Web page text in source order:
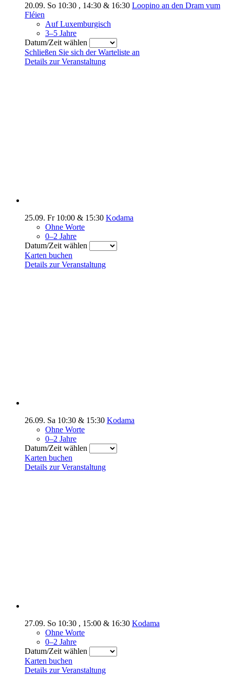
20.09. So 10:30 , 14:30 & 16:30 Loopino an den Dram vum
Fléien
Auf Luxemburgisch
3–5 Jahre
Datum/Zeit wählen
Schließen Sie sich der Warteliste an
Details zur Veranstaltung
25.09. Fr 10:00 & 15:30 Kodama
Ohne Worte
0–2 Jahre
Datum/Zeit wählen
Karten buchen
Details zur Veranstaltung
26.09. Sa 10:30 & 15:30 Kodama
Ohne Worte
0–2 Jahre
Datum/Zeit wählen
Karten buchen
Details zur Veranstaltung
27.09. So 10:30 , 15:00 & 16:30 Kodama
Ohne Worte
0–2 Jahre
Datum/Zeit wählen
Karten buchen
Details zur Veranstaltung